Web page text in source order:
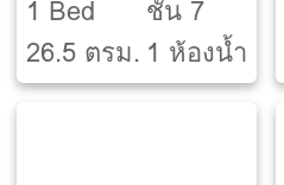
1 Bed
26.5 ตรม.
ชั้น 7
1 ห้องน้ำ